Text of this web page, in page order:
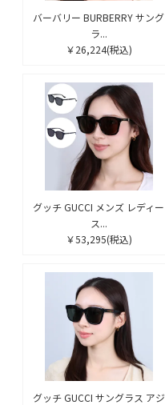
バーバリー BURBERRY サング
ラ...
￥26,224(税込)
グッチ GUCCI メンズ レディー
ス...
￥53,295(税込)
グッチ GUCCI サングラス アジ